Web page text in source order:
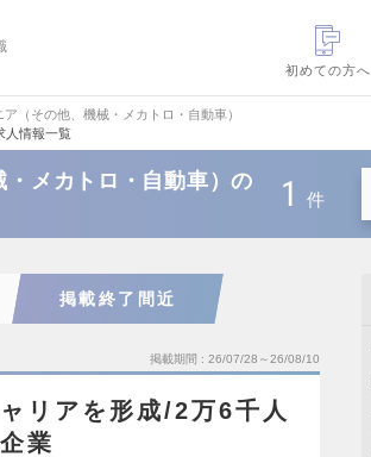
初めての方へ
（その他、機械・メカトロ・自動車）
人情報一覧
メカトロ・自動車）の
1 件
掲載終了間近
掲載期間 26/07/28～26/08/10
リアを形成/2万6千人
業